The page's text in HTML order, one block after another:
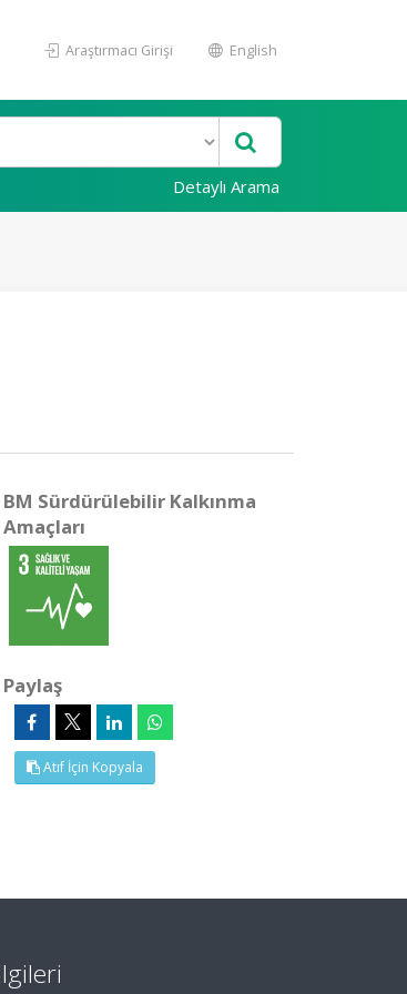
Araştırmacı Girişi English
Detaylı Arama
BM Sürdürülebilir Kalkınma
Amaçları
Paylaş
Atıf İçin Kopyala